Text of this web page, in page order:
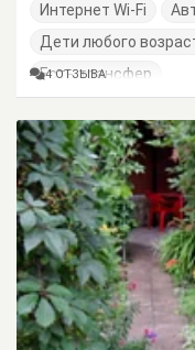
Интернет Wi-Fi
Дети любого
Есть трансфер
4 ОТЗЫВА